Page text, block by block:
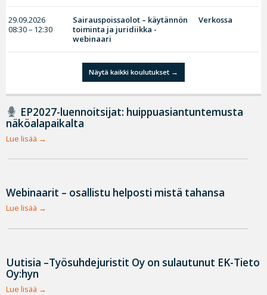
29.09.2026
08:30 – 12:30
Sairauspoissaolot – käytännön
toiminta ja juridiikka -
webinaari
Verkossa
Näytä kaikki koulutukset
EP2027-luennoitsijat: huippuasiantuntemusta
näköalapaikalta
Lue lisää
Webinaarit – osallistu helposti mistä tahansa
Lue lisää
Uutisia –Työsuhdejuristit Oy on sulautunut EK-Tieto
Oy:hyn
Lue lisää